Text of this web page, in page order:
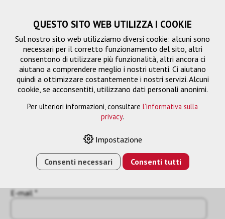
E-mail *
QUESTO SITO WEB UTILIZZA I COOKIE
Sul nostro sito web utilizziamo diversi cookie: alcuni sono
necessari per il corretto funzionamento del sito, altri
consentono di utilizzare più funzionalità, altri ancora ci
aiutano a comprendere meglio i nostri utenti. Ci aiutano
quindi a ottimizzare costantemente i nostri servizi. Alcuni
cookie, se acconsentiti, utilizzano dati personali anonimi.
Per ulteriori informazioni, consultare l'informativa sulla
privacy.
Impostazione
Consenti necessari Consenti tutti